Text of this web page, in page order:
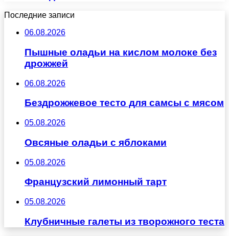
Последние записи
06.08.2026
Пышные оладьи на кислом молоке без
дрожжей
06.08.2026
Бездрожжевое тесто для самсы с мясом
05.08.2026
Овсяные оладьи с яблоками
05.08.2026
Французский лимонный тарт
05.08.2026
Клубничные галеты из творожного теста